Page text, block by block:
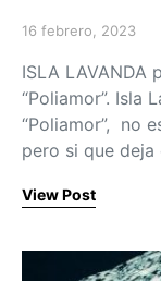
Posted on
16 febrero, 2023
ISLA LAVANDA
“Poliamor”. Isla
“Poliamor”, no
pero si que
View Post